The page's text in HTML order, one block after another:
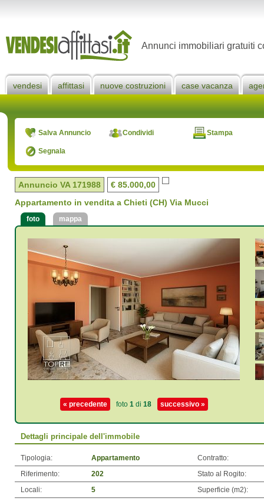
Annunci immobiliari gratuiti
vendesi affittasi nuove costruzioni case vacanza
Salva Annuncio Condividi Stampa
Segnala
Annuncio VA 171988
€ 85.000,00
Appartamento in vendita a Chieti (CH) Via Mucci
foto mappa
« precedente foto 1di 18 successivo »
Dettagli principale dell'immobile
Tipologia: Appartamento
Contratto:
Riferimento:
202
Stato al Rogito:
Locali:
5 Superficie (m2):